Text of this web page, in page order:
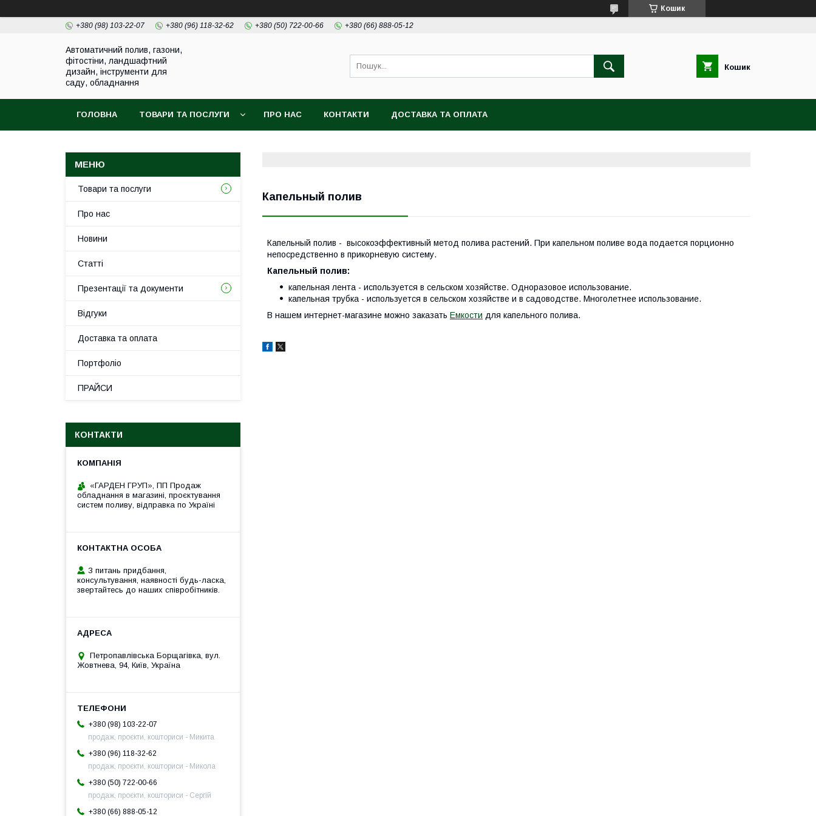
Кошик
+380 (98) 103-22-07 +380 (96) 118-32-62 +380 (50) 722-00-66 +380 (66) 888-05-12
Автоматичний полив, газони,
фітостіни, ландшафтний
дизайн, інструменти для
саду, обладнання
Кошик
ГОЛОВНА ТОВАРИ ТА ПОСЛУГИ ПРО НАС КОНТАКТИ ДОСТАВКА ТА ОПЛАТА
Капельный полив
Капельный полив - высокоэффективный метод полива растений. При капельном поливе вода подается порционно
непосредственно в прикорневую систему.
Капельный полив:
капельная лента - используется в сельском хозяйстве. Одноразовое использование.
капельная трубка - используется в сельском хозяйстве и в садоводстве. Многолетнее использование.
В нашем интернет-магазине можно заказать Емкости для капельного полива.
Товари та послуги
Про нас
Новини
Статті
Презентації та документи
Відгуки
Доставка та оплата
Портфоліо
ПРАЙСИ
КОНТАКТИ
«ГАРДЕН ГРУП», ПП Продаж
обладнання в магазині, проєктування
систем поливу, відправка по Україні
З питань придбання,
консультування, наявності будь-ласка,
звертайтесь до наших співробітників.
Петропавлівська Борщагівка, вул.
Жовтнева, 94, Київ, Україна
+380 (98) 103-22-07
продаж, проєкти, кошториси - Микита
+380 (96) 118-32-62
продаж, проєкти, кошториси - Микола
+380 (50) 722-00-66
продаж, проєкти, кошториси - Сергій
+380 (66) 888-05-12